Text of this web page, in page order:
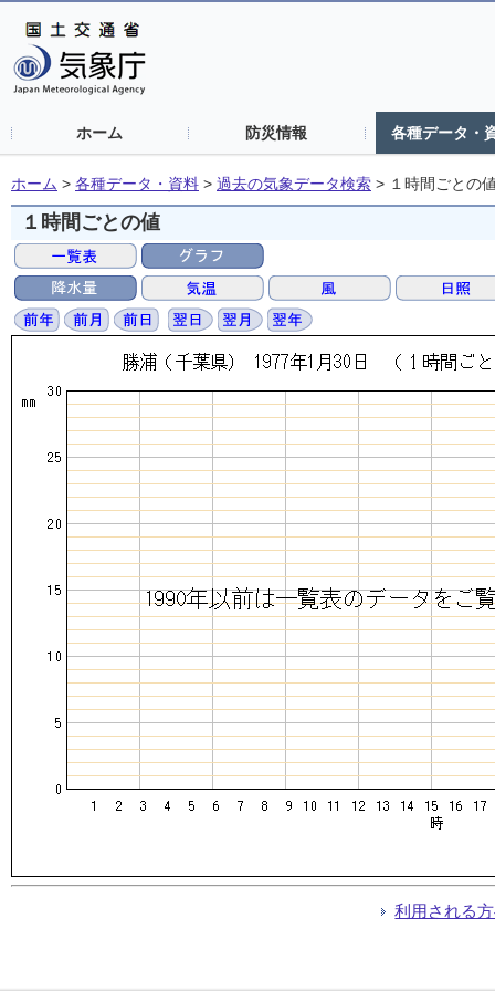
ホーム 防災情報 各種データ・
ホーム > 各種データ・資料 > 過去の気象データ検索 > １時間ごとの
１時間ごとの値
利用される